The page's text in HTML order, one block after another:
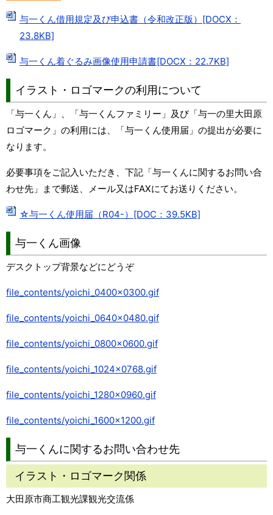
与一くん借用規定及び申込書（令和改正版）[DOCX：
23.8KB]
与一くん着ぐるみ画像使用申請書[DOCX：22.7KB]
イラスト・ロゴマークの利用について
「与一くん」、「与一くんファミリー」及び「与一の里大田原
ロゴマーク」の利用には、「与一くん使用届」の提出が必要に
なります。
必要事項をご記入いただき、下記「与一くんに関するお問い合
わせ先」まで郵送、メール又はFAXにてお送りください。
☆与一くん使用届（R04-）[DOC：39.5KB]
与一くん画像
デスクトップ背景などにどうぞ
file_contents/yoichi_0400x0300.gif
file_contents/yoichi_0640x0480.gif
file_contents/yoichi_0800x0600.gif
file_contents/yoichi_1024x0768.gif
file_contents/yoichi_1280x0960.gif
file_contents/yoichi_1600x1200.gif
与一くんに関するお問い合わせ先
イラスト・ロゴマーク関係
大田原市商工観光課観光交流係